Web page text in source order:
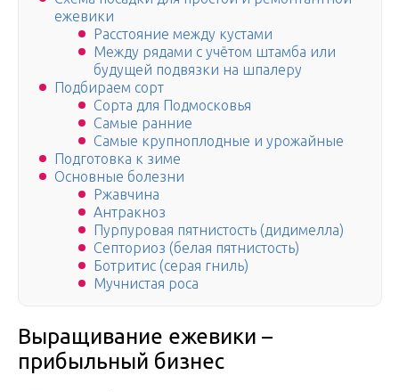
ежевики
Расстояние между кустами
Между рядами с учётом штамба или
будущей подвязки на шпалеру
Подбираем сорт
Сорта для Подмосковья
Самые ранние
Самые крупноплодные и урожайные
Подготовка к зиме
Основные болезни
Ржавчина
Антракноз
Пурпуровая пятнистость (дидимелла)
Септориоз (белая пятнистость)
Ботритис (серая гниль)
Мучнистая роса
Выращивание ежевики –
прибыльный бизнес